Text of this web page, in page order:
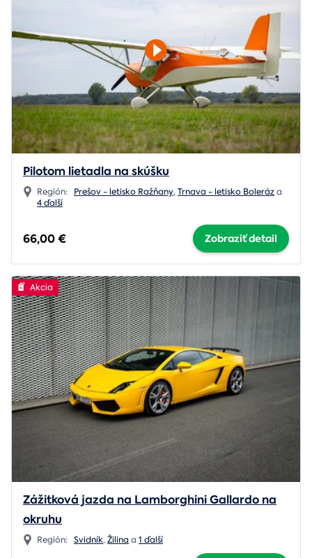
Pilotom lietadla na skúšku
Región: Prešov - letisko Ražňany,Trnava - letisko Boleráza
4 ďalší
66,00 € Zobraziť detail
Akcia
Zážitková jazda na Lamborghini Gallardo na
okruhu
Región: Svidník,Žilina a 1 ďalší